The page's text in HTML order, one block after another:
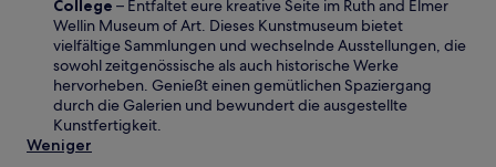
e
t
r
g
e
ö
f
f
e
n
F
e
n
s
n
e
m
n
e
u
College W
i
r
d
i
n
e
– Entfaltet eure kreative Seite im Ruth and Elmer
Wellin Museum of Art. Dieses Kunstmuseum bietet
vielfältige Sammlungen und wechselnde Ausstellungen, die
sowohl zeitgenössische als auch historische Werke
hervorheben. Genießt einen gemütlichen Spaziergang
durch die Galerien und bewundert die ausgestellte
Kunstfertigkeit.
Weniger